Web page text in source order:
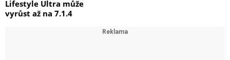
Lifestyle Ultra může
vyrůst až na 7.1.4